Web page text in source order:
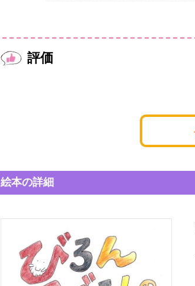
評価
絵本の詳細